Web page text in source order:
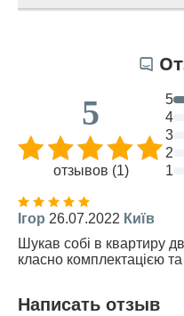
5
отзывов (1)
5
4
3
2
1
Ігор 26.07.2022 Київ
Шукав собі в квартиру
класно комплектацією
Написать отзыв